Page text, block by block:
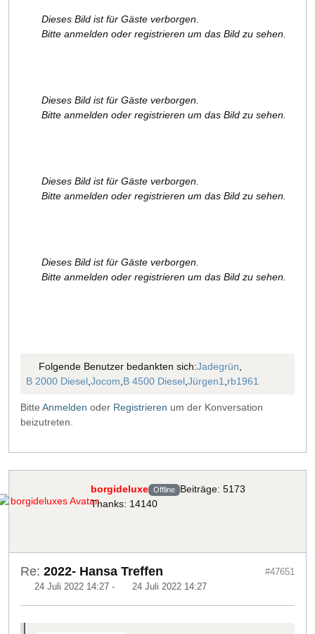
Dieses Bild ist für Gäste verborgen.
Bitte anmelden oder registrieren um das Bild zu sehen.
Dieses Bild ist für Gäste verborgen.
Bitte anmelden oder registrieren um das Bild zu sehen.
Dieses Bild ist für Gäste verborgen.
Bitte anmelden oder registrieren um das Bild zu sehen.
Dieses Bild ist für Gäste verborgen.
Bitte anmelden oder registrieren um das Bild zu sehen.
Folgende Benutzer bedankten sich:Jadegrün,
B 2000 Diesel,Jocom,B 4500 Diesel,Jürgen1,rb1961
Bitte Anmelden oder Registrieren um der Konversation
beizutreten.
borgideluxe Offline Beiträge: 5173
Thanks: 14140
Re: 2022- Hansa Treffen
24 Juli 2022 14:27 - 24 Juli 2022 14:27
#47651